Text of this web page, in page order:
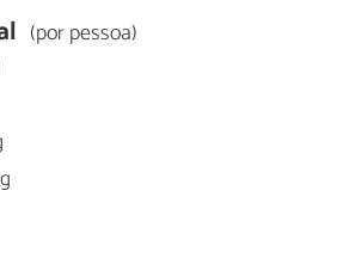
(por pessoa)